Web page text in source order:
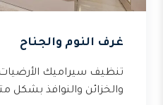
غرف النوم والجناح
تنظيف سيراميك الأرضيات
والخزائن والنوافذ بشكل